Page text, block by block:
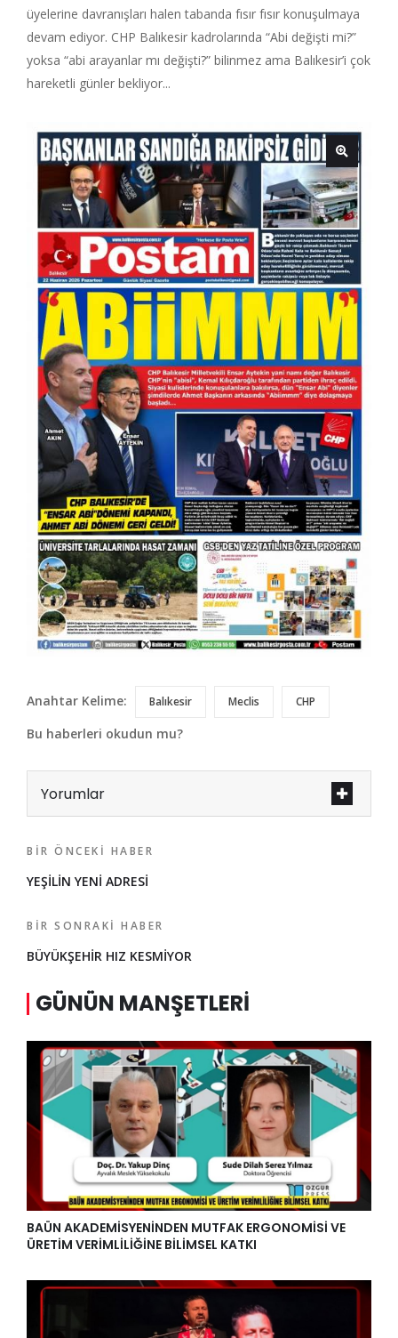
üyelerine davranışları halen tabanda fısır fısır konuşulmaya
devam ediyor. CHP Balıkesir kadrolarında “Abi değişti mi?”
yoksa “abi arayanlar mı değişti?” bilinmez ama Balıkesir’i çok
hareketli günler bekliyor...
Anahtar Kelime: Balıkesir Meclis CHP
Bu haberleri okudun mu?
Yorumlar
BIR ÖNCEKI HABER
YEŞİLİN YENİ ADRESİ
BIR SONRAKI HABER
BÜYÜKŞEHİR HIZ KESMİYOR
GÜNÜN MANŞETLERI
BAÜN AKADEMİSYENİNDEN MUTFAK ERGONOMİSİ VE
ÜRETİM VERİMLİLİĞİNE BİLİMSEL KATKI